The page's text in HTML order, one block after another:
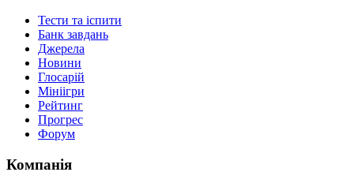
Тести та іспити
Банк завдань
Джерела
Новини
Глосарій
Мініігри
Рейтинг
Прогрес
Форум
Компанія